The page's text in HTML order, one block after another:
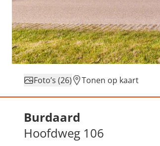
Foto’s (26) Tonen op kaart
Verkocht:
Burdaard
Hoofdweg 106